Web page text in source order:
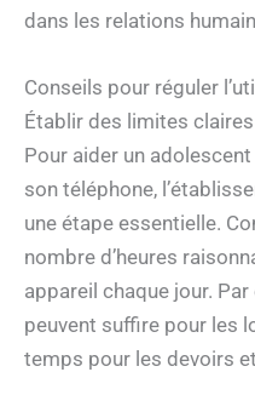
dans les relations
Conseils pour réguler
Établir des limites
Pour aider un
son téléphone,
une étape essentielle.
nombre d’heures
appareil chaque jour.
peuvent suffire pour les
temps pour les devoirs